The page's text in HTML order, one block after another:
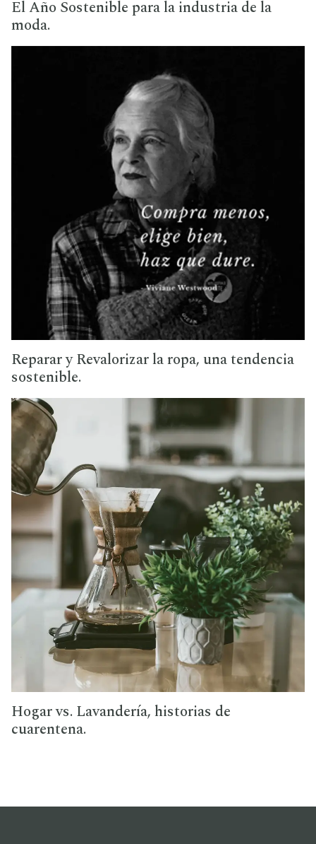
El Año Sostenible para la industria de la
moda.
Reparar y Revalorizar la ropa, una tendencia
sostenible.
Hogar vs. Lavandería, historias de
cuarentena.